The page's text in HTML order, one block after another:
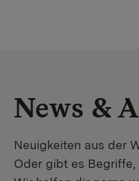
News &
Neuigkeiten aus der
Oder gibt es